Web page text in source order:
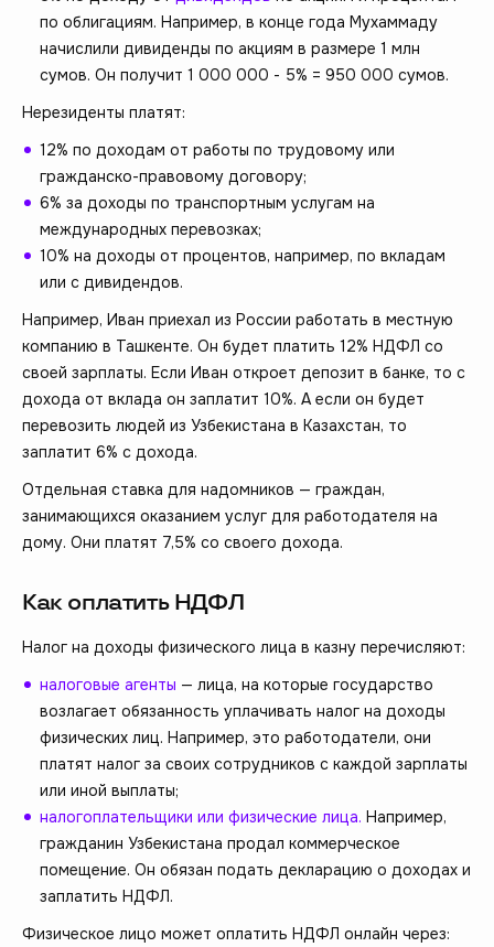
по облигациям. Например, в конце года Мухаммаду
начислили дивиденды по акциям в размере 1 млн
сумов. Он получит 1 000 000 - 5% = 950 000 сумов.
Нерезиденты платят:
12% по доходам от работы по трудовому или
гражданско-правовому договору;
6% за доходы по транспортным услугам на
международных перевозках;
10% на доходы от процентов, например, по вкладам
или с дивидендов.
Например, Иван приехал из России работать в местную
компанию в Ташкенте. Он будет платить 12% НДФЛ со
своей зарплаты. Если Иван откроет депозит в банке, то с
дохода от вклада он заплатит 10%. А если он будет
перевозить людей из Узбекистана в Казахстан, то
заплатит 6% с дохода.
Отдельная ставка для надомников — граждан,
занимающихся оказанием услуг для работодателя на
дому. Они платят 7,5% со своего дохода.
Как оплатить НДФЛ
Налог на доходы физического лица в казну перечисляют:
налоговые агенты — лица, на которые государство
возлагает обязанность уплачивать налог на доходы
физических лиц. Например, это работодатели, они
платят налог за своих сотрудников с каждой зарплаты
или иной выплаты;
налогоплательщики или физические лица. Например,
гражданин Узбекистана продал коммерческое
помещение. Он обязан подать декларацию о доходах и
заплатить НДФЛ.
Физическое лицо может оплатить НДФЛ онлайн через: